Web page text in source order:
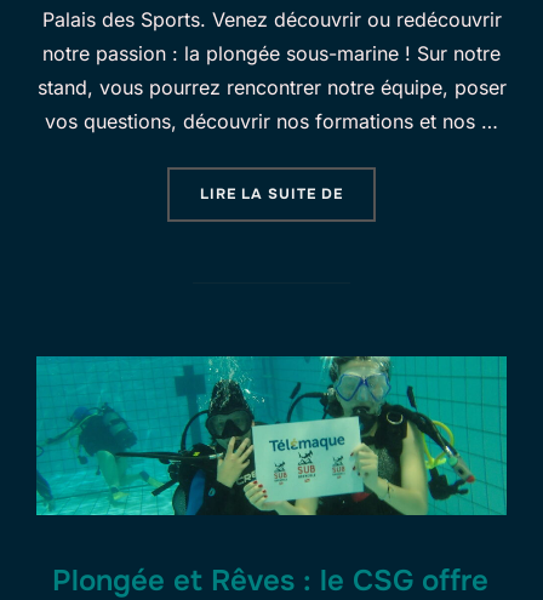
Palais des Sports. Venez découvrir ou redécouvrir
notre passion : la plongée sous-marine ! Sur notre
stand, vous pourrez rencontrer notre équipe, poser
vos questions, découvrir nos formations et nos …
LIRE LA SUITE DE
Plongée et Rêves : le CSG offre